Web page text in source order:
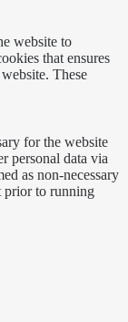
website to
that ensures
These
for the website
personal data via
as non-necessary
prior to running